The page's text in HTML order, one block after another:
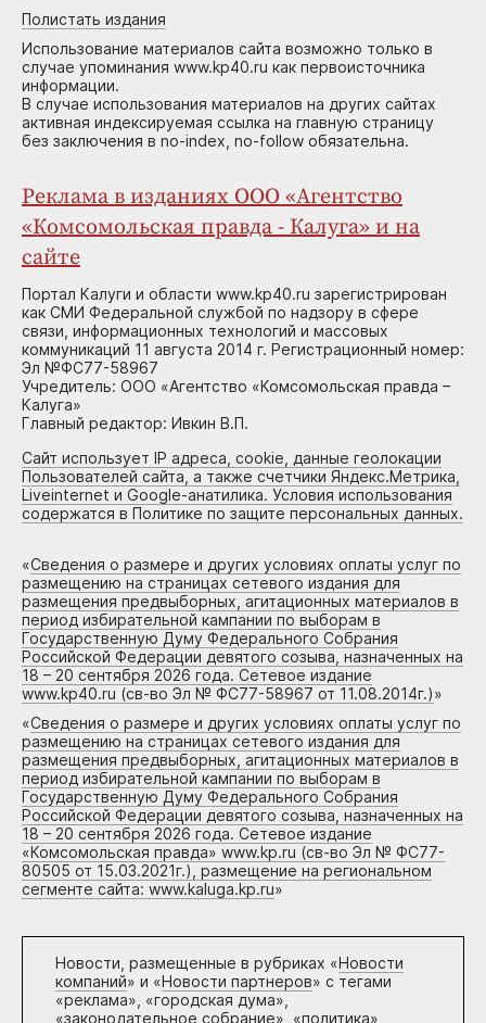
Полистать издания
Использование материалов сайта возможно только в
случае упоминания www.kp40.ru как первоисточника
информации.
В случае использования материалов на других сайтах
активная индексируемая ссылка на главную страницу
без заключения в no-index, no-follow обязательна.
Реклама в изданиях ООО «Агентство
«Комсомольская правда - Калуга» и на
сайте
Портал Калуги и области www.kp40.ru зарегистрирован
как СМИ Федеральной службой по надзору в сфере
связи, информационных технологий и массовых
коммуникаций 11 августа 2014 г. Регистрационный номер:
Эл №ФС77-58967
Учредитель: ООО «Агентство «Комсомольская правда –
Калуга»
Главный редактор: Ивкин В.П.
Сайт использует IP адреса, cookie, данные геолокации
Пользователей сайта, а также счетчики Яндекс.Метрика,
Liveinternet и Google-анатилика. Условия использования
содержатся в Политике по защите персональных данных.
«Сведения о размере и других условиях оплаты услуг по
размещению на страницах сетевого издания для
размещения предвыборных, агитационных материалов в
период избирательной кампании по выборам в
Государственную Думу Федерального Собрания
Российской Федерации девятого созыва, назначенных на
18 – 20 сентября 2026 года. Сетевое издание
www.kp40.ru (св-во Эл № ФС77-58967 от 11.08.2014г.)»
«Сведения о размере и других условиях оплаты услуг по
размещению на страницах сетевого издания для
размещения предвыборных, агитационных материалов в
период избирательной кампании по выборам в
Государственную Думу Федерального Собрания
Российской Федерации девятого созыва, назначенных на
18 – 20 сентября 2026 года. Сетевое издание
«Комсомольская правда» www.kp.ru (св-во Эл № ФС77-
80505 от 15.03.2021г.), размещение на региональном
сегменте сайта: www.kaluga.kp.ru»
Новости, размещенные в рубриках «Новости
компаний» и «Новости партнеров» с тегами
«реклама», «городская дума»,
«законодательное собрание», «политика»,